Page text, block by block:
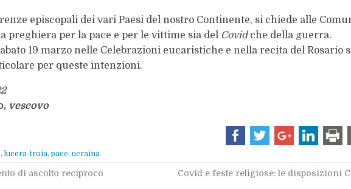
episcopali dei vari Paesi del nostro Continente, si chiede alle
preghiera per la pace e per le vittime sia del Covidche della guerra.
19 marzo nelle Celebrazioni eucaristiche e nella recita del Rosario
per queste intenzioni.
vescovo
, lucera-troia,pace, ucraina
di ascolto reciproco Covid e feste religiose: le disposizioni